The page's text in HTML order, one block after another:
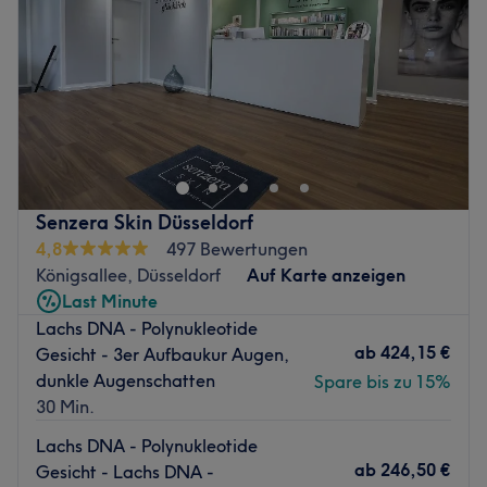
Zurück zur Salonansicht10:00 16:00
Sonntag
Geschlossen
In der wunderschönen Düsseldorfer Carlstadt befindet
sich das MVR Fachinstitut Gesund & Schön. Hier wird
BEAUTY UND KÖRPERÄSTHETIK großgeschrieben, denn
der Salon arbeitet auf höchstem Niveau und mit den
neuesten Erkenntnissen im Bereich der Gesichts- und
Körperästhetik. Du benötigst mal eine
Gesichtsbehandlung oder möchtest eine Verbesserung
der Körperstruktur?
Was kann man tun?
Optimierung des Hautgewebes Bauch, Beine, Po und
Oberarme durch Lymphdrainage, Radiofrequenz -,
Cellulitebehandlung und medizinisches Microneedling
sind hier einige Möglichkeiten der Behandlungsformen
die optimal Unterstützung bringen können.
Senzera Skin Düsseldorf
4,8
497 Bewertungen
Königsallee, Düsseldorf
Auf Karte anzeigen
Last Minute
Lachs DNA - Polynukleotide
Gesicht - 3er Aufbaukur Augen,
dunkle Augenschatten
30 Min.
ab 424,15 €
Spare bis zu 15%
Lachs DNA - Polynukleotide
Gesicht - Lachs DNA -
ab 246,50 €